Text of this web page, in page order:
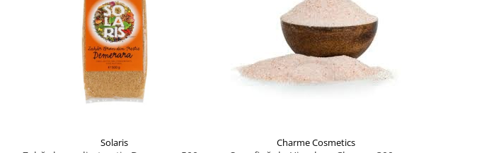
Solaris Charme Cosmetics